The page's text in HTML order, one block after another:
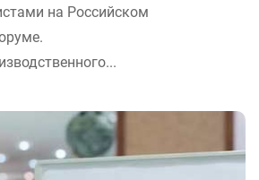
на Российском